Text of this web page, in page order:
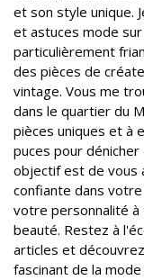
et son style unique.
et astuces mode
particulièrement
des pièces de
vintage. Vous me
dans le quartier du
pièces uniques et à
puces pour
objectif est de vous
confiante dans
votre personnalité
beauté. Restez à
articles et
fascinant de la